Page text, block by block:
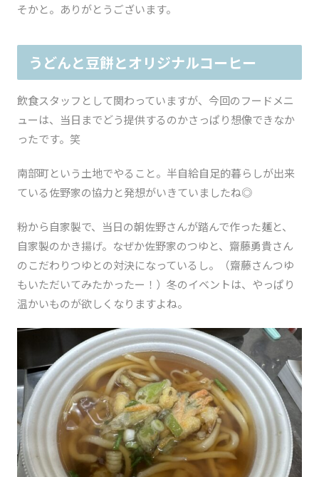
そかと。ありがとうございます。
うどんと豆餅とオリジナルコーヒー
飲食スタッフとして関わっていますが、今回のフードメニ
ューは、当日までどう提供するのかさっぱり想像できなか
ったです。笑
南部町という土地でやること。半自給自足的暮らしが出来
ている佐野家の協力と発想がいきていましたね◎
粉から自家製で、当日の朝佐野さんが踏んで作った麺と、
自家製のかき揚げ。なぜか佐野家のつゆと、齋藤勇貴さん
のこだわりつゆとの対決になっているし。（齋藤さんつゆ
もいただいてみたかったー！）冬のイベントは、やっぱり
温かいものが欲しくなりますよね。